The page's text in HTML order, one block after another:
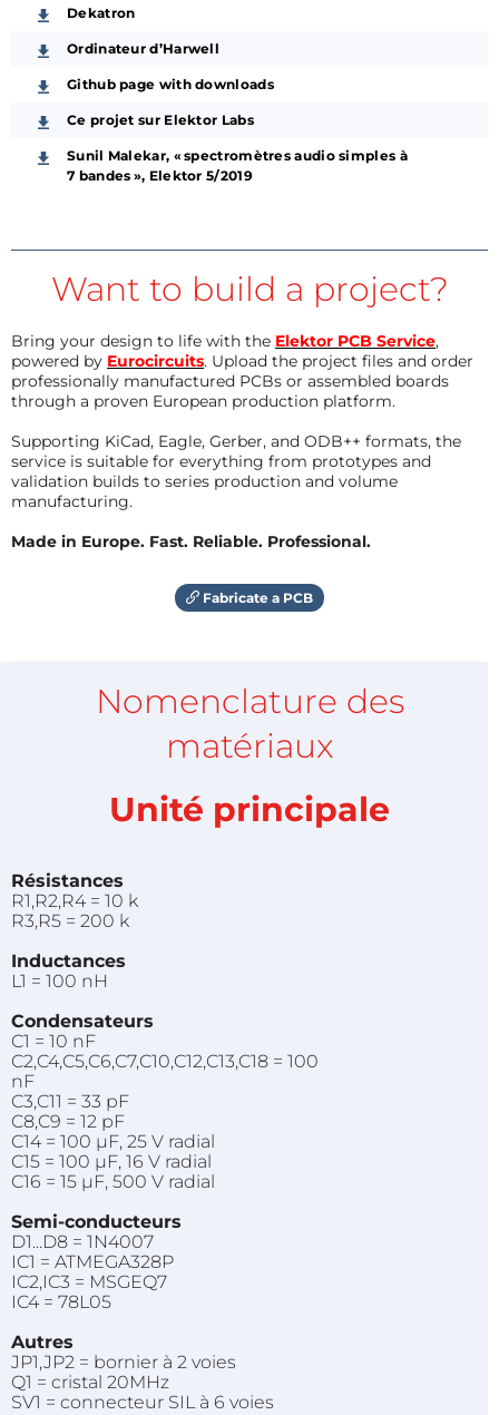
Dekatron
Ordinateur d’Harwell
Github page with downloads
Ce projet sur Elektor Labs
Sunil Malekar, « spectromètres audio simples à
7 bandes », Elektor 5/2019
Want to build a project?
Bring your design to life with the Elektor PCB Service,
powered by Eurocircuits. Upload the project files and order
professionally manufactured PCBs or assembled boards
through a proven European production platform.
Supporting KiCad, Eagle, Gerber, and ODB++ formats, the
service is suitable for everything from prototypes and
validation builds to series production and volume
manufacturing.
Made in Europe. Fast. Reliable. Professional.
Fabricate a PCB
Nomenclature des
matériaux
Unité principale
Résistances
R1,R2,R4 = 10 k
R3,R5 = 200 k
Inductances
L1 = 100 nH
Condensateurs
C1 = 10 nF
C2,C4,C5,C6,C7,C10,C12,C13,C18 = 100
nF
C3,C11 = 33 pF
C8,C9 = 12 pF
C14 = 100 µF, 25 V radial
C15 = 100 µF, 16 V radial
C16 = 15 µF, 500 V radial
Semi-conducteurs
D1...D8 = 1N4007
IC1 = ATMEGA328P
IC2,IC3 = MSGEQ7
IC4 = 78L05
Autres
JP1,JP2 = bornier à 2 voies
Q1 = cristal 20MHz
SV1 = connecteur SIL à 6 voies